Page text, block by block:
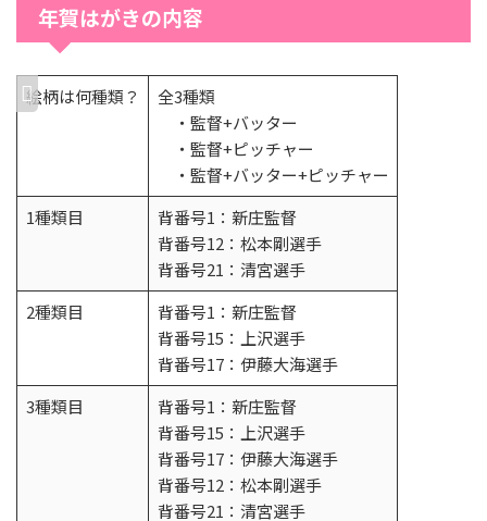
年賀はがきの内容
絵柄は何種類？
全3種類
・監督+バッター
・監督+ピッチャー
・監督+バッター+ピッチャー
1種類目
背番号1：新庄監督
背番号12：松本剛選手
背番号21：清宮選手
2種類目
背番号1：新庄監督
背番号15：上沢選手
背番号17：伊藤大海選手
3種類目
背番号1：新庄監督
背番号15：上沢選手
背番号17：伊藤大海選手
背番号12：松本剛選手
背番号21：清宮選手